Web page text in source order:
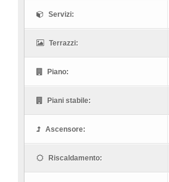
Servizi:
Terrazzi:
Piano:
Piani stabile:
Ascensore:
Riscaldamento: